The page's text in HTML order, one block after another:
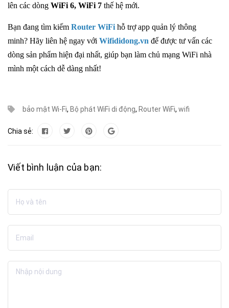
lên các dòng WiFi 6, WiFi 7 thế hệ mới.
Bạn đang tìm kiếm Router WiFi hỗ trợ app quản lý thông
minh? Hãy liên hệ ngay với Wifididong.vn để được tư vấn các
dòng sản phẩm hiện đại nhất, giúp bạn làm chủ mạng WiFi nhà
mình một cách dễ dàng nhất!
bảo mật Wi-Fi, Bộ phát WiFi di động, Router WiFi, wifi
Chia sẻ:
Viết bình luận của bạn: